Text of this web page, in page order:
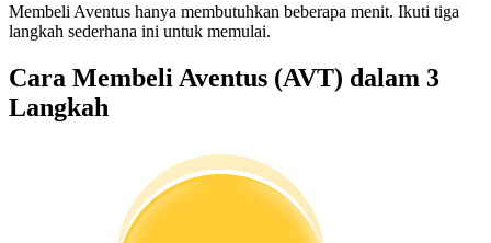
Informasi
Analisis data besar termasuk info perdagangan, dll.
Membeli Aventus hanya membutuhkan beberapa menit. Ikuti tiga
langkah sederhana ini untuk memulai.
Cara Membeli Aventus (AVT) dalam 3
Langkah